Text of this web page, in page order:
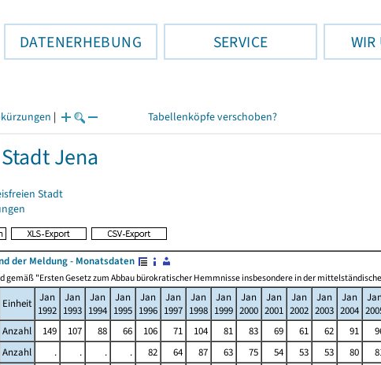
DATENERHEBUNG SERVICE WIR
| Tabellenköpfe verschoben?
Jena
Stadt
der Meldung - Monatsdaten
gemäß "Ersten Gesetz zum Abbau bürokratischer Hemmnisse insbesondere in der
Einheit Jan
1992
Jan
1993
Jan
1994
Jan
1995
Jan
1996
Jan
1997
Jan
1998
Jan
1999
Jan
2000
Jan
2001
Jan
2002
Jan
2003
Jan
2004
Anzahl 149 107 88 66 106 71 104 81 83 69 61 62 91
Anzahl . . . . 82 64 87 63 75 54 53 53 80